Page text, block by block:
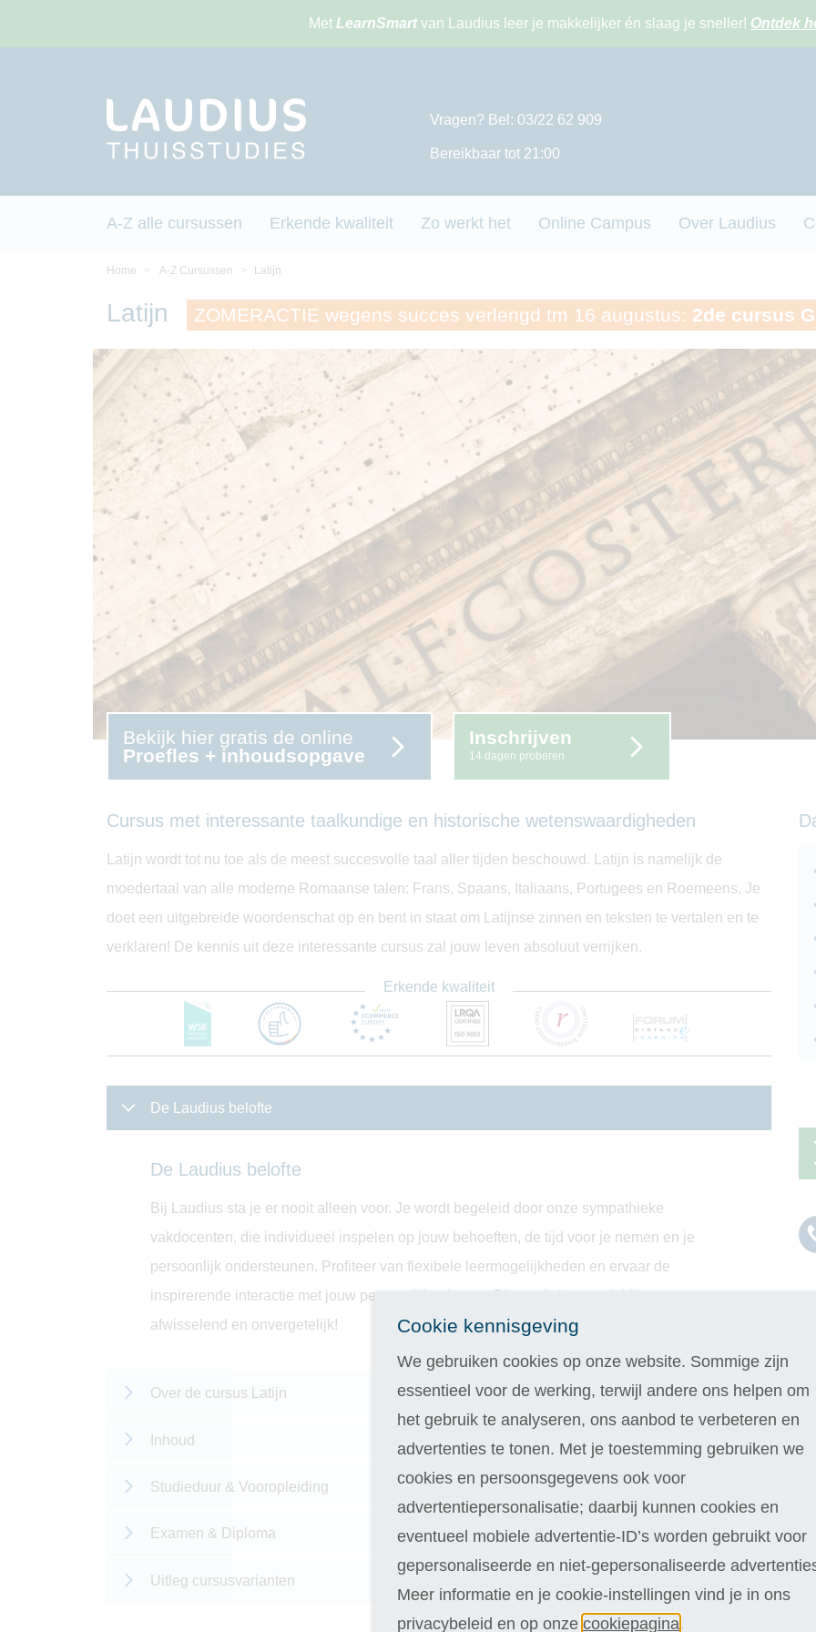
Met LearnSmartvan Laudius leer je makkelijker én slaag je sneller! Ontdek
Vragen? Bel: 03/22 62 909
Bereikbaar tot 21:00
A-Z alle cursussen Erkende kwaliteit Zo werkt het Online Campus Over Laudius
Home A-Z Cursussen Latijn
Latijn ZOMERACTIE wegens succes verlengd tm 16 augustus: 2de cursus
Bekijk hier gratis de online
Proefles + inhoudsopgave
Inschrijven
14 dagen proberen
Cursus met interessante taalkundige en historische wetenswaardigheden
Latijn wordt tot nu toe als de meest succesvolle taal aller tijden beschouwd. Latijn is namelijk de
moedertaal van alle moderne Romaanse talen: Frans, Spaans, Italiaans, Portugees en Roemeens. Je
doet een uitgebreide woordenschat op en bent in staat om Latijnse zinnen en teksten te vertalen en te
verklaren! De kennis uit deze interessante cursus zal jouw leven absoluut verrijken.
Erkende kwaliteit
De Laudius belofte
De Laudius belofte
Bij Laudius sta je er nooit alleen voor. Je wordt begeleid door onze sympathieke
vakdocenten, die individueel inspelen op jouw behoeften, de tijd voor je nemen en je
persoonlijk ondersteunen. Profiteer van flexibele leermogelijkheden en ervaar de
inspirerende interactie met jouw persoonlijke docent. Dit maakt jouw opleiding
afwisselend en onvergetelijk!
Over de cursus Latijn
Inhoud
Studieduur & Vooropleiding
Examen & Diploma
Uitleg cursusvarianten
Cookie kennisgeving
We gebruiken cookies op onze website. Sommige zijn
essentieel voor de werking, terwijl andere ons helpen om
het gebruik te analyseren, ons aanbod te verbeteren en
advertenties te tonen. Met je toestemming gebruiken we
cookies en persoonsgegevens ook voor
advertentiepersonalisatie; daarbij kunnen cookies en
eventueel mobiele advertentie-ID’s worden gebruikt voor
gepersonaliseerde en niet-gepersonaliseerde
Meer informatie en je cookie-instellingen vind je in ons
privacybeleid en op onze cookiepagina .